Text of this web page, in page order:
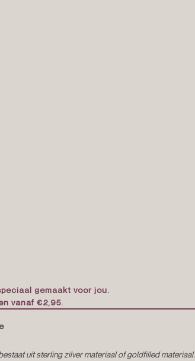
gemaakt voor jou.
vanaf €2,95.
uit sterling zilver materiaal of goldfilled materiaal.